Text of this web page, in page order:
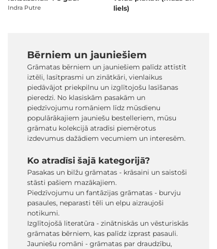
Indra Putre
liels)
Bērniem un jauniešiem
Grāmatas bērniem un jauniešiem palīdz attīstīt
iztēli, lasītprasmi un zinātkāri, vienlaikus
piedāvājot priekpilnu un izglītojošu lasīšanas
pieredzi. No klasiskām pasakām un
piedzīvojumu romāniem līdz mūsdienu
populārākajiem jauniešu bestelleriem, mūsu
grāmatu kolekcijā atradīsi piemērotus
izdevumus dažādiem vecumiem un interesēm.
Ko atradīsi šajā kategorijā?
Pasakas un bilžu grāmatas - krāsaini un saistoši
stāsti pašiem mazākajiem.
Piedzīvojumu un fantāzijas grāmatas - burvju
pasaules, neparasti tēli un elpu aizraujoši
notikumi.
Izglītojošā literatūra - zinātniskās un vēsturiskās
grāmatas bērniem, kas palīdz izprast pasauli.
Jauniešu romāni - grāmatas par draudzību,